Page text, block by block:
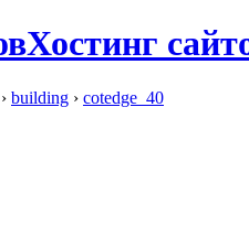
Хостинг
› building › cotedge_40